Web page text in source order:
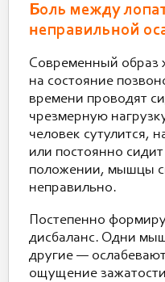
Боль между
неправильной
Современный образ
на состояние
времени проводят
чрезмерную
человек сутулится,
или постоянно
положении, мышцы
неправильно.
Постепенно
дисбаланс. Одни
другие —
ощущение